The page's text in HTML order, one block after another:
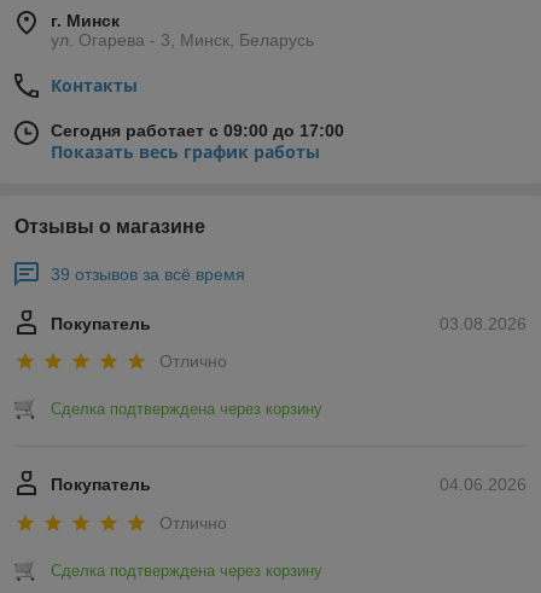
г. Минск
ул. Огарева - 3, Минск, Беларусь
Контакты
Сегодня работает с 09:00 до 17:00
Показать весь график работы
Отзывы о магазине
39 отзывов за всё время
03.08.2026
Покупатель
Отлично
Сделка подтверждена через корзину
04.06.2026
Покупатель
Отлично
Сделка подтверждена через корзину